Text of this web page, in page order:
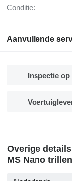
Conditie:
Aanvullende
Inspectie op
Overige
MS Nano